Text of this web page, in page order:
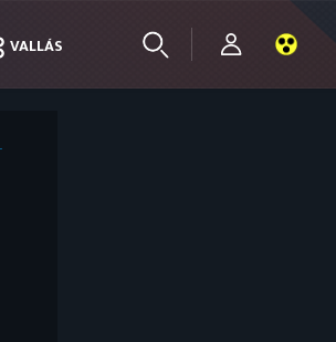
VALLÁS
VALLÁS